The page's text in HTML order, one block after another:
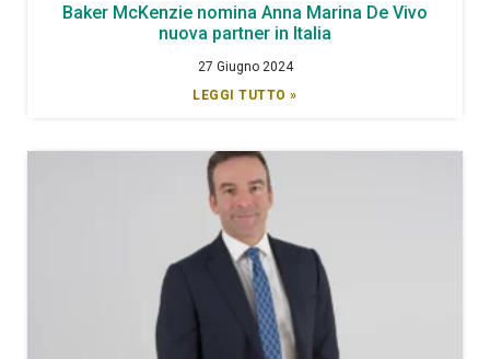
Baker McKenzie nomina Anna Marina De Vivo
nuova partner in Italia
27 Giugno 2024
LEGGI TUTTO »